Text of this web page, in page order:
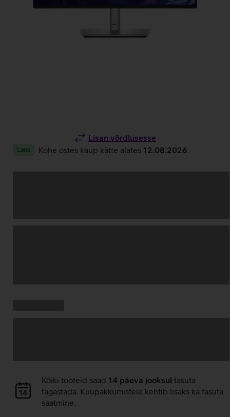
Lisan võrdlusesse
Laos Kohe ostes kaup kätte alates 12.08.2026
Andmete
laadimine
Kõiki tooteid saad 14 päeva jooksul tasuta
tagastada. Kuupakkumistele kehtib lisaks ka tasuta
saatmine.